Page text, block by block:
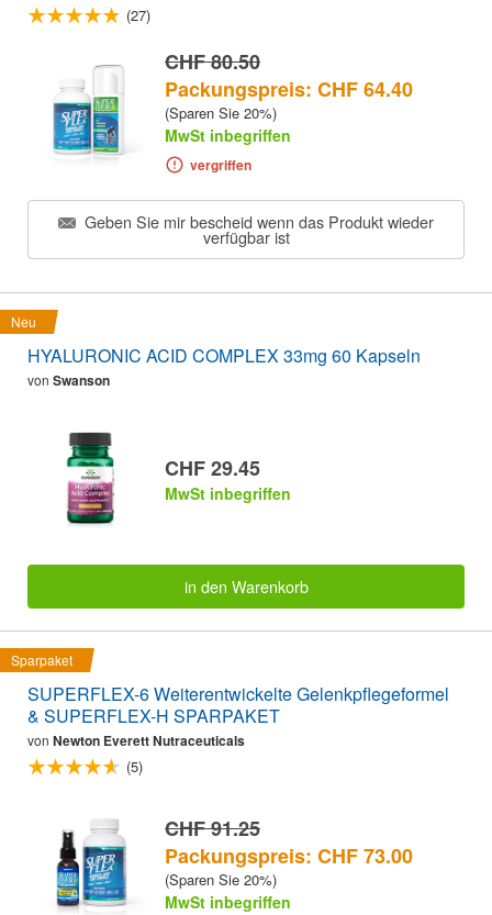
(27)
CHF 80.50
Packungspreis: CHF 64.40
(Sparen Sie 20%)
MwSt inbegriffen
vergriffen
Geben Sie mir bescheid wenn das Produkt wieder
verfügbar ist
Neu
HYALURONIC ACID COMPLEX 33mg 60 Kapseln
von Swanson
CHF 29.45
MwSt inbegriffen
in den Warenkorb
Sparpaket
SUPERFLEX-6 Weiterentwickelte Gelenkpflegeformel
& SUPERFLEX-H SPARPAKET
von Newton Everett Nutraceuticals
(5)
CHF 91.25
Packungspreis: CHF 73.00
(Sparen Sie 20%)
MwSt inbegriffen